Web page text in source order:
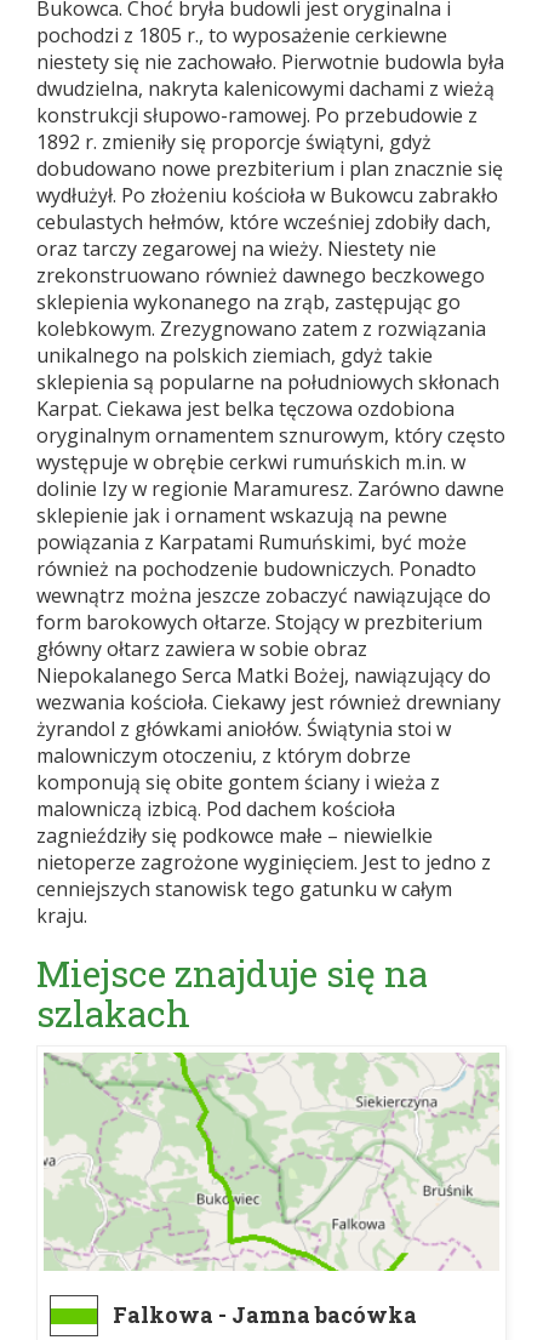
Bukowca. Choć bryła budowli jest oryginalna i
pochodzi z 1805 r., to wyposażenie cerkiewne
niestety się nie zachowało. Pierwotnie budowla była
dwudzielna, nakryta kalenicowymi dachami z wieżą
konstrukcji słupowo-ramowej. Po przebudowie z
1892 r. zmieniły się proporcje świątyni, gdyż
dobudowano nowe prezbiterium i plan znacznie się
wydłużył. Po złożeniu kościoła w Bukowcu zabrakło
cebulastych hełmów, które wcześniej zdobiły dach,
oraz tarczy zegarowej na wieży. Niestety nie
zrekonstruowano również dawnego beczkowego
sklepienia wykonanego na zrąb, zastępując go
kolebkowym. Zrezygnowano zatem z rozwiązania
unikalnego na polskich ziemiach, gdyż takie
sklepienia są popularne na południowych skłonach
Karpat. Ciekawa jest belka tęczowa ozdobiona
oryginalnym ornamentem sznurowym, który często
występuje w obrębie cerkwi rumuńskich m.in. w
dolinie Izy w regionie Maramuresz. Zarówno dawne
sklepienie jak i ornament wskazują na pewne
powiązania z Karpatami Rumuńskimi, być może
również na pochodzenie budowniczych. Ponadto
wewnątrz można jeszcze zobaczyć nawiązujące do
form barokowych ołtarze. Stojący w prezbiterium
główny ołtarz zawiera w sobie obraz
Niepokalanego Serca Matki Bożej, nawiązujący do
wezwania kościoła. Ciekawy jest również drewniany
żyrandol z główkami aniołów. Świątynia stoi w
malowniczym otoczeniu, z którym dobrze
komponują się obite gontem ściany i wieża z
malowniczą izbicą. Pod dachem kościoła
zagnieździły się podkowce małe – niewielkie
nietoperze zagrożone wyginięciem. Jest to jedno z
cenniejszych stanowisk tego gatunku w całym
kraju.
Miejsce znajduje się na
szlakach
Falkowa - Jamna bacówka